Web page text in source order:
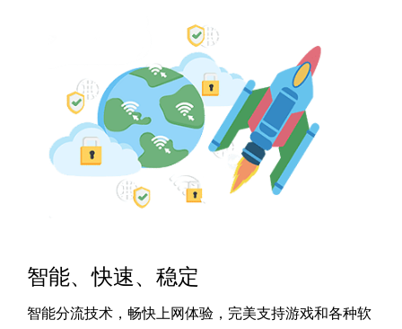
智能、快速、稳定
智能分流技术，畅快上网体验，完美支持游戏和各种软